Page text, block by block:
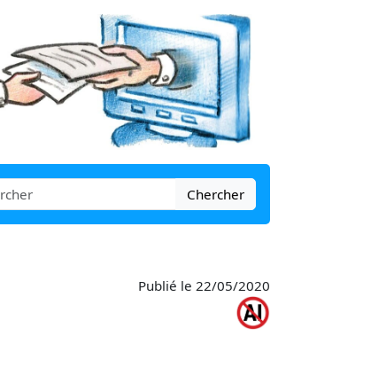
Chercher
Publié le 22/05/2020